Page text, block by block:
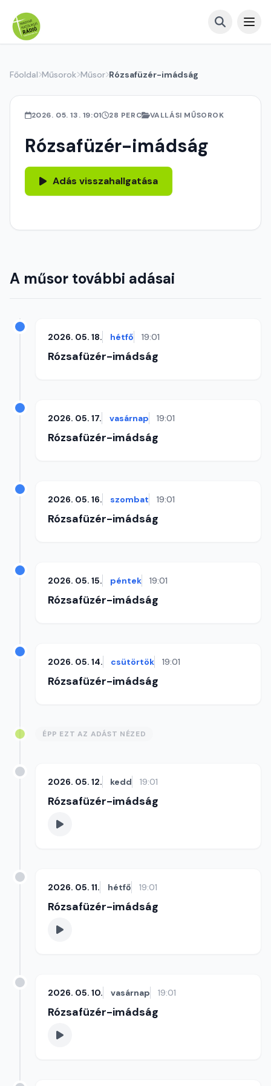
Főoldal Műsorok Műsor Rózsafüzér-imádság
2026. 05. 13. 19:01 28 PERC VALLÁSI MŰSOROK
Rózsafüzér-imádság
Adás visszahallgatása
A műsor további adásai
2026. 05. 18. hétfő 19:01
Rózsafüzér-imádság
2026. 05. 17. vasárnap 19:01
Rózsafüzér-imádság
2026. 05. 16. szombat 19:01
Rózsafüzér-imádság
2026. 05. 15. péntek 19:01
Rózsafüzér-imádság
2026. 05. 14. csütörtök 19:01
Rózsafüzér-imádság
ÉPP EZT AZ ADÁST NÉZED
2026. 05. 12. kedd 19:01
Rózsafüzér-imádság
2026. 05. 11. hétfő 19:01
Rózsafüzér-imádság
2026. 05. 10. vasárnap 19:01
Rózsafüzér-imádság